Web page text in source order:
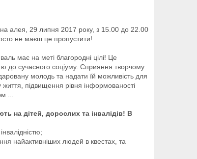
алея, 29 липня 2017 року, з 15.00 до 22.00
не маєш це пропустити!
має на меті благородні цілі! Це
до сучасного соціуму. Сприяння творчому
молодь та надати їй можливість для
життя, підвищення рівня інформованості
...
на дітей, дорослих та інвалідів! В
найактивніших людей в квестах, та